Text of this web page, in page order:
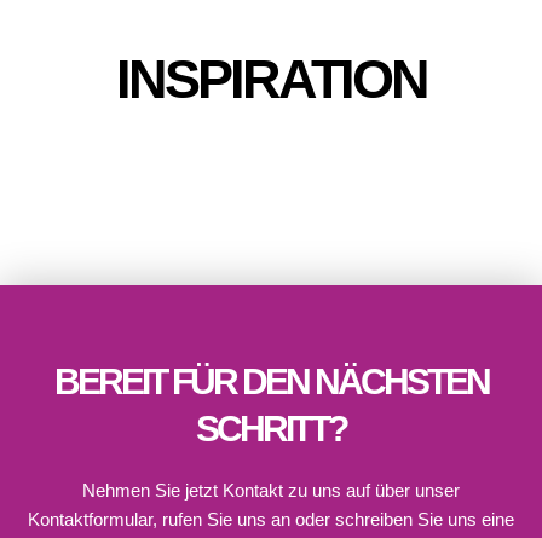
INSPIRATION
BEREIT FÜR DEN NÄCHSTEN
SCHRITT?
Nehmen Sie jetzt Kontakt zu uns auf über unser
Kontaktformular, rufen Sie uns an oder schreiben Sie uns eine